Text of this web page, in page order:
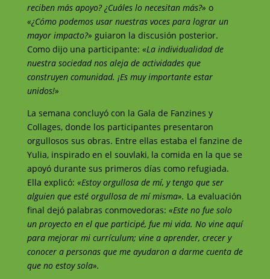
reciben más apoyo? ¿Cuáles lo necesitan más?» o
«¿Cómo podemos usar nuestras voces para lograr un
mayor impacto?» guiaron la discusión posterior.
Como dijo una participante: «La individualidad de
nuestra sociedad nos aleja de actividades que
construyen comunidad. ¡Es muy importante estar
unidos!»
La semana concluyó con la Gala de Fanzines y
Collages, donde los participantes presentaron
orgullosos sus obras. Entre ellas estaba el fanzine de
Yulia, inspirado en el souvlaki, la comida en la que se
apoyó durante sus primeros días como refugiada.
Ella explicó: «Estoy orgullosa de mí, y tengo que ser
alguien que esté orgullosa de mí misma». La evaluación
final dejó palabras conmovedoras: «Este no fue solo
un proyecto en el que participé, fue mi vida. No vine aquí
para mejorar mi currículum; vine a aprender, crecer y
conocer a personas que me ayudaron a darme cuenta de
que no estoy sola».